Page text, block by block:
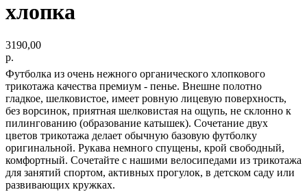
хлопка
3190,00
р.
Футболка из очень нежного органического хлопкового
трикотажа качества премиум - пенье. Внешне полотно
гладкое, шелковистое, имеет ровную лицевую поверхность,
без ворсинок, приятная шелковистая на ощупь, не склонно к
пилингованию (образование катышек). Сочетание двух
цветов трикотажа делает обычную базовую футболку
оригинальной. Рукава немного спущены, крой свободный,
комфортный. Сочетайте с нашими велосипедами из трикотажа
для занятий спортом, активных прогулок, в детском саду или
развивающих кружках.